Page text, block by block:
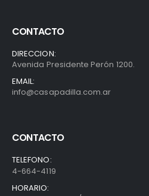
CONTACTO
DIRECCION:
Avenida Presidente Perón 1200.
EMAIL:
info@casapadilla.com.ar
CONTACTO
TELEFONO:
4-664-4119
HORARIO: